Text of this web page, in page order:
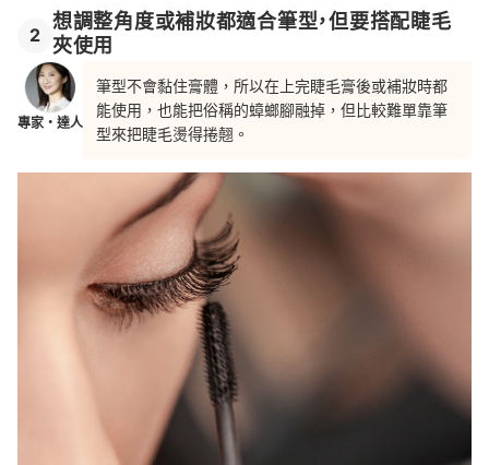
2
想調整角度或補妝都適合筆型，但要搭配睫毛
夾使用
專家・達人
筆型不會黏住膏體，所以在上完睫毛膏後或補妝時都
能使用，也能把俗稱的蟑螂腳融掉，但比較難單靠筆
型來把睫毛燙得捲翹。